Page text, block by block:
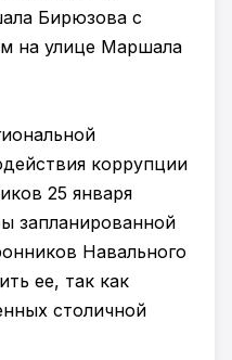
Бирюзова с
на улице Маршала
коррупции
25 января
запланированной
Навального
ее, так как
столичной